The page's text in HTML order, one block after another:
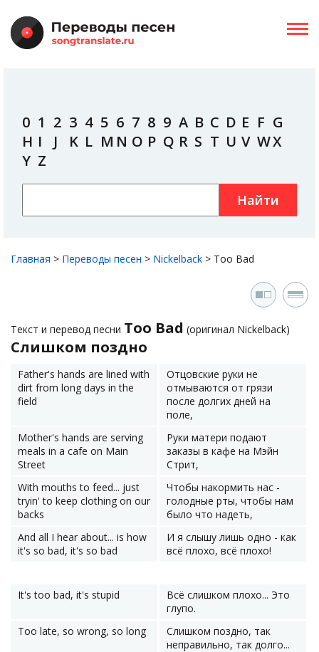
0 1 2 3 4 5 6 7 8 9 A B C D E F G
H I J K L M N O P Q R S T U V WX
Y Z
Найти
Главная > Переводы песен > Nickelback > Too Bad
Текст и перевод песни Too Bad (оригинал Nickelback)
Слишком поздно
Father's hands are lined with
dirt from long days in the
field
Отцовские руки не
отмываются от грязи
после долгих дней на
поле,
Mother's hands are serving
meals in a cafe on Main
Street
Руки матери подают
заказы в кафе на Мэйн
Стрит,
With mouths to feed... just
tryin' to keep clothing on our
backs
Чтобы накормить нас -
голодные рты, чтобы нам
было что надеть,
And all I hear about... is how
it's so bad, it's so bad
И я слышу лишь одно - как
всё плохо, всё плохо!
It's too bad, it's stupid
Всё слишком плохо... Это
глупо.
Too late, so wrong, so long
Слишком поздно, так
неправильно, так долго...